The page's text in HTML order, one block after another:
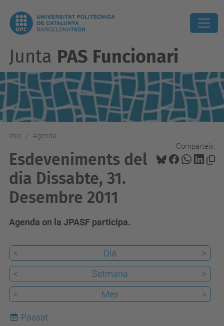
Junta PAS Funcionari
Inici Agenda
Comparteix:
Esdeveniments del
dia Dissabte, 31.
Desembre 2011
Agenda on la JPASF participa.
< Dia
>
<
Setmana
>
<
Mes >
Passat